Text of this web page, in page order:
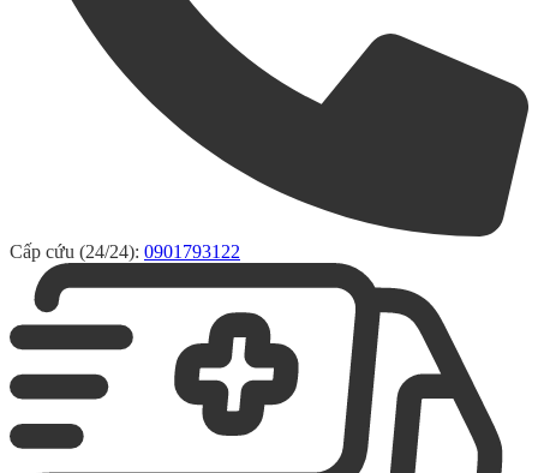
Cấp cứu (24/24): 0901793122